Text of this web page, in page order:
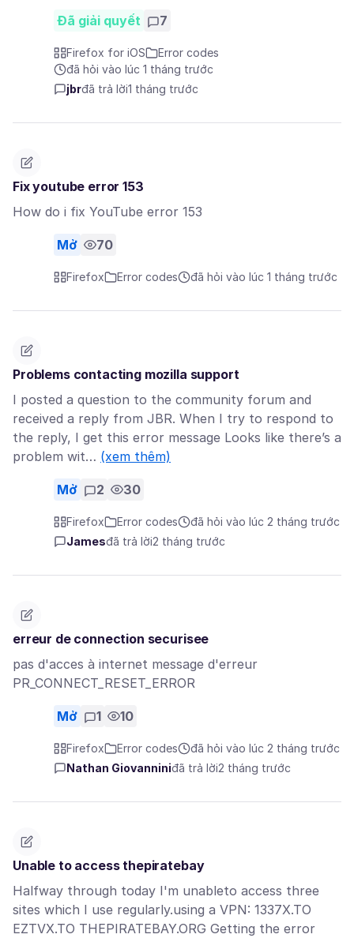
Đã giải quyết 7
Firefox for iOS
Error codes
đã hỏi vào lúc 1 tháng trước
jbrđã trả lời1 tháng trước
Fix youtube error 153
How do i fix YouTube error 153
Mở 70
Firefox Error codes đã hỏi vào lúc 1 tháng trước
Problems contacting mozilla support
I posted a question to the community forum and
received a reply from JBR. When I try to respond to
the reply, I get this error message Looks like there’s a
problem wit… (xem thêm)
Mở 2 30
Firefox Error codes
đã hỏi vào lúc 2 tháng trước
Jamesđã trả lời2 tháng trước
erreur de connection securisee
pas d'acces à internet message d'erreur
PR_CONNECT_RESET_ERROR
Mở 1 10
Firefox Error codes
đã hỏi vào lúc 2 tháng trước
Nathan Giovanniniđã trả lời2 tháng trước
Unable to access thepiratebay
Halfway through today I'm unableto access three
sites which I use regularly.using a VPN: 1337X.TO
EZTVX.TO THEPIRATEBAY.ORG Getting the error